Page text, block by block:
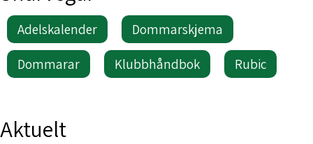
Adelskalender Dommarskjema
Dommarar Klubbhåndbok Rubic
Aktuelt